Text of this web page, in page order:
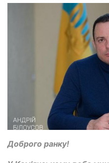
Доброго ранку!